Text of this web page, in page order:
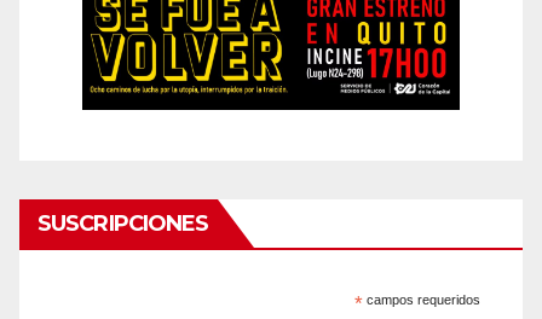
SUSCRIPCIONES
* campos requeridos